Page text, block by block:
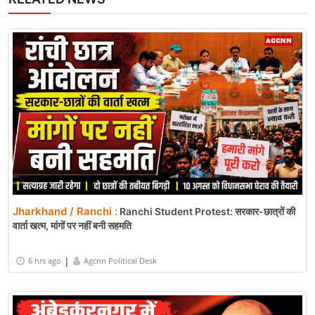
Jharkhand / Ranchi : Ranchi Student Protest: सरकार-छात्रों की
वार्ता खत्म, मांगों पर नहीं बनी सहमति
6 hrs ago | Agcnn Political Desk